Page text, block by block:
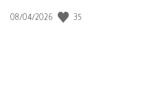
Date
08/04/2026 35